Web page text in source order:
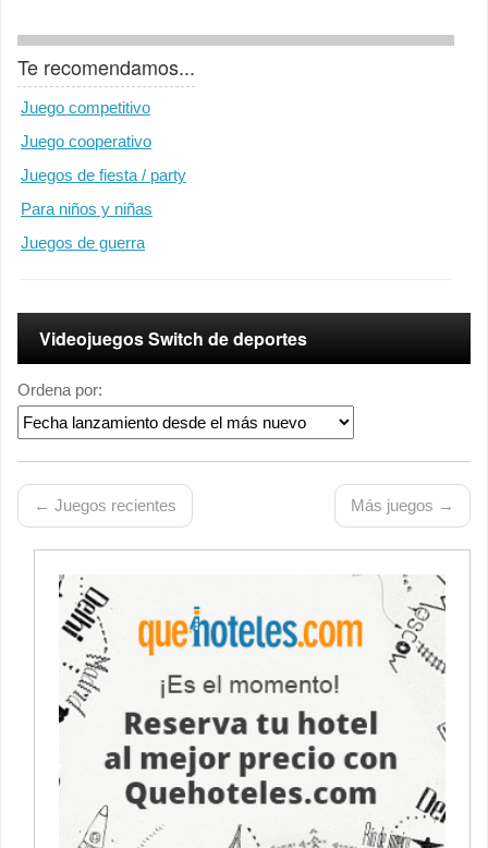
Te recomendamos...
Juego competitivo
Juego cooperativo
Juegos de fiesta / party
Para niños y niñas
Juegos de guerra
Videojuegos Switch de deportes
Ordena por:
← Juegos recientes Más juegos →